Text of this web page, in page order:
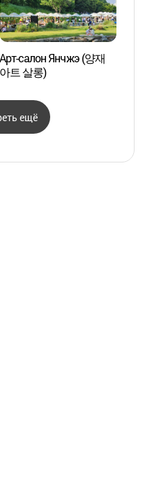
Арт-салон Янчжэ (양재
아트 살롱)
ещё